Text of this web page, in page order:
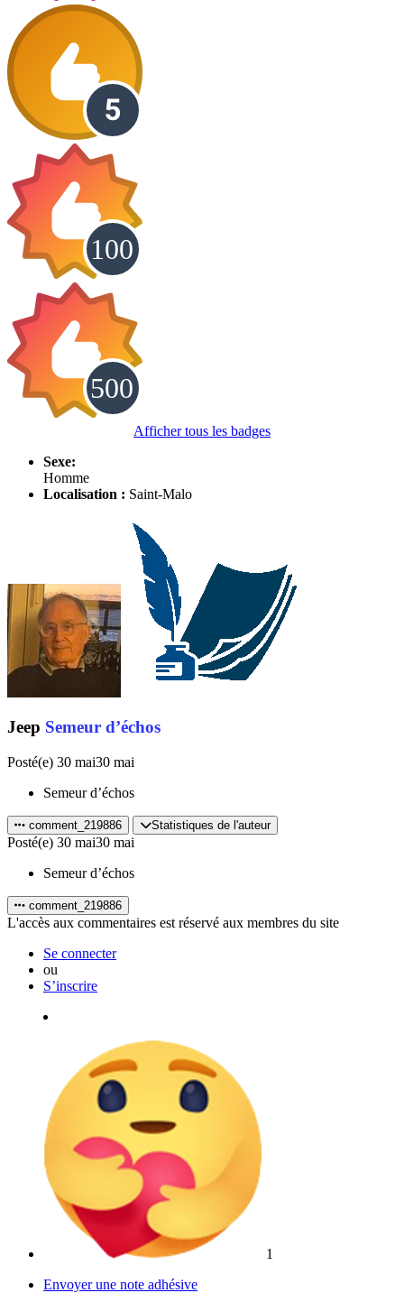
Afficher tous les badges
Sexe:
Homme
Localisation : Saint-Malo
Jeep Semeur d’échos
Posté(e) 30 mai30 mai
Semeur d’échos
comment_219886 Statistiques de l'auteur
Posté(e) 30 mai30 mai
Semeur d’échos
comment_219886
L'accès aux commentaires est réservé aux membres du site
Se connecter
ou
S’inscrire
1
Envoyer une note adhésive